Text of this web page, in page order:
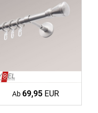
Ab69,95EUR